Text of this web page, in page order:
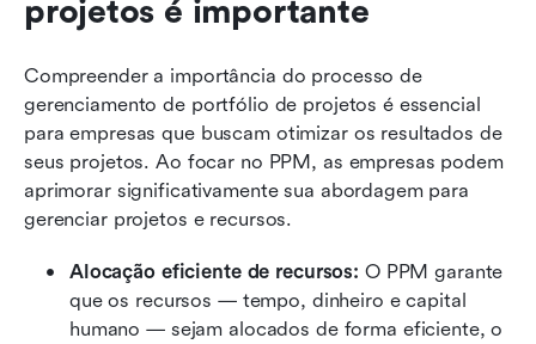
projetos é importante
Compreender a importância do processo de
gerenciamento de portfólio de projetos é essencial
para empresas que buscam otimizar os resultados de
seus projetos. Ao focar no PPM, as empresas podem
aprimorar significativamente sua abordagem para
gerenciar projetos e recursos.
Alocação eficiente de recursos: O PPM garante
que os recursos — tempo, dinheiro e capital
humano — sejam alocados de forma eficiente, o